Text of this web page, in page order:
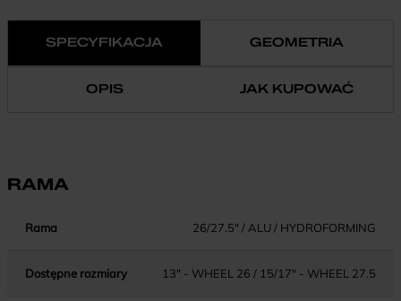
SPECYFIKACJA GEOMETRIA
OPIS JAK KUPOWAĆ
RAMA
Rama 26/27.5" / ALU / HYDROFORMING
Dostępne rozmiary 13" - WHEEL 26 / 15/17" - WHEEL 27.5